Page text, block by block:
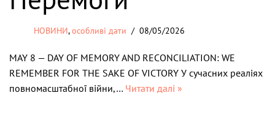
НОВИНИ,особливі дати 08/05/2026
MAY 8 — DAY OF MEMORY AND RECONCILIATION: WE
REMEMBER FOR THE SAKE OF VICTORY У сучасних реаліях
повномасштабної війни,… Читати далі »